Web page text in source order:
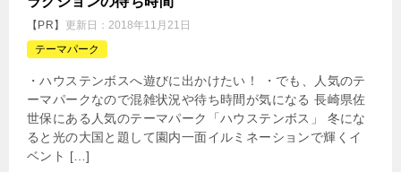
【PR】 更新日： 2018年11月21日
テーマパーク
・ハウステンボスへ遊びに出かけたい！ ・でも、人気のテ
ーマパークなので混雑状況や待ち時間が気になる 長崎県佐
世保にある人気のテーマパーク「ハウステンボス」 冬にな
ると光の大国と題して園内一面イルミネーションで輝くイ
ベント […]